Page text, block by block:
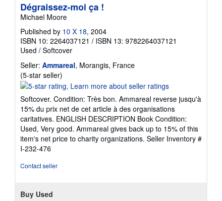
Dégraissez-moi ça !
Michael Moore
Published by 10 X 18, 2004
ISBN 10: 2264037121 / ISBN 13: 9782264037121
Used / Softcover
Seller: Ammareal, Morangis, France
(5-star seller)
rating
out
of
5
stars
Softcover. Condition: Très bon. Ammareal reverse jusqu'à
15% du prix net de cet article à des organisations
caritatives. ENGLISH DESCRIPTION Book Condition:
Used, Very good. Ammareal gives back up to 15% of this
item's net price to charity organizations. Seller Inventory #
I-232-476
Contact seller
Buy Used